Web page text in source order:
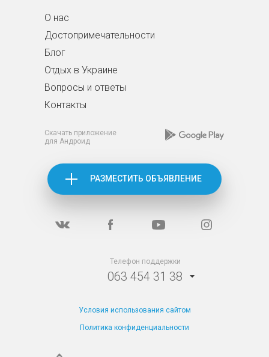
О нас
Достопримечательности
Блог
Отдых в Украине
Вопросы и ответы
Контакты
Скачать приложение
для Андроид
РАЗМЕСТИТЬ ОБЪЯВЛЕНИЕ
Телефон поддержки
063 454 31 38
Условия использования сайтом
Политика конфиденциальности